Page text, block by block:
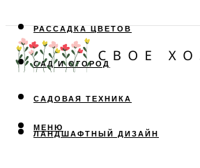
РАССАДКА ЦВЕТОВ
САД И ОГОРОД
САДОВАЯ ТЕХНИКА
ЛАНДШАФТНЫЙ ДИЗАЙН
МЕНЮ